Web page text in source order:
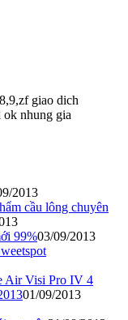
giao dich
ok nhung gia
2013
cầu lông chuyên
99%03/09/2013
Air Visi Pro IV 4
01/09/2013